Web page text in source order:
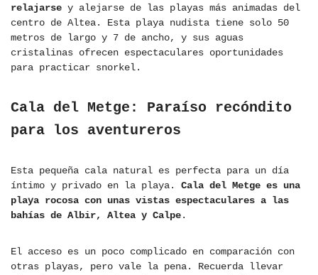
relajarse y alejarse de las playas más animadas del
centro de Altea. Esta playa nudista tiene solo 50
metros de largo y 7 de ancho, y sus aguas
cristalinas ofrecen espectaculares oportunidades
para practicar snorkel.
Cala del Metge: Paraíso recóndito
para los aventureros
Esta pequeña cala natural es perfecta para un día
íntimo y privado en la playa. Cala del Metge es una
playa rocosa con unas vistas espectaculares a las
bahías de Albir, Altea y Calpe.
El acceso es un poco complicado en comparación con
otras playas, pero vale la pena. Recuerda llevar